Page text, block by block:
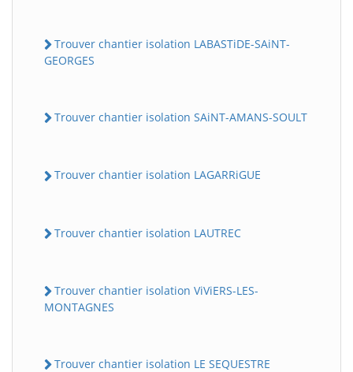
Trouver chantier isolation LABASTiDE-SAiNT-
GEORGES
Trouver chantier isolation SAiNT-AMANS-SOULT
Trouver chantier isolation LAGARRiGUE
Trouver chantier isolation LAUTREC
Trouver chantier isolation ViViERS-LES-
MONTAGNES
Trouver chantier isolation LE SEQUESTRE